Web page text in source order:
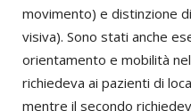
movimento) e distinzione
visiva). Sono stati anche
orientamento e mobilità
richiedeva ai pazienti di
mentre il secondo